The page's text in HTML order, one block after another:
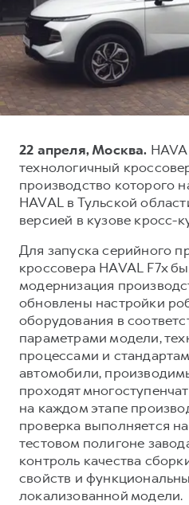
DARGO
от 3 199 000 ₽
F7
от 2 899 000 ₽
POER
от 3 449 000 ₽
Тест-драйв
Трейд-ин
КРЕДИТ И
Страхование
Кредит
КОРПОРАТИВНЫМ
Для малого бизнеса
Корпоративным
Крупным корпоративным
Система управления
Сервис для
HAVAL Лизинг
АКСЕССУАРЫ HAVAL
Автомобильные
Коллекция CITY
СЕРВИСНОЕ
Нулевое ТО
Программа «Помощь на
Регламенты
GWM Безопасность
Гарантия HAVAL
Мобильное приложение
Программа «HAVAL
Руководства по
Подписки
АКСЕССУАРЫ HAVAL
Автомобильные
Коллекция CITY
Коллекция Базовая
Коллекция Детская
О дилере
Наша команда
Контакты
22 апреля, Москва.
технологичный
производство которого
HAVAL в Тульской
версией в кузове кросс-
Для запуска серийного
кроссовера HAVAL F7x
модернизация
обновлены настройки
оборудования в
параметрами модели,
процессами и
автомобили,
проходят
на каждом этапе
проверка выполняется
тестовом полигоне
контроль качества
свойств и
локализованной модели.